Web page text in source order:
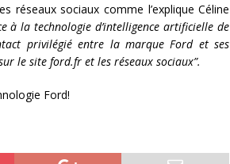
sociaux comme l’explique Céline
à la technologie d’intelligence artificielle de
privilégié entre la marque Ford et ses
le site ford.fr et les réseaux sociaux”.
Ford!